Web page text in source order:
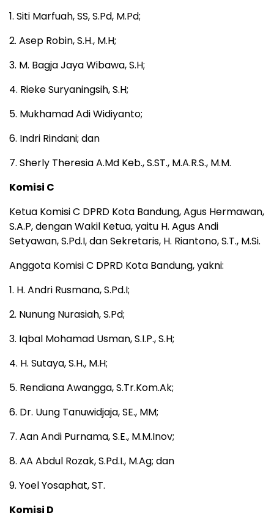
1. Siti Marfuah, SS, S.Pd, M.Pd;
2. Asep Robin, S.H., M.H;
3. M. Bagja Jaya Wibawa, S.H;
4. Rieke Suryaningsih, S.H;
5. Mukhamad Adi Widiyanto;
6. Indri Rindani; dan
7. Sherly Theresia A.Md Keb., S.ST., M.A.R.S., M.M.
Komisi C
Ketua Komisi C DPRD Kota Bandung, Agus Hermawan,
S.A.P, dengan Wakil Ketua, yaitu H. Agus Andi
Setyawan, S.Pd.I, dan Sekretaris, H. Riantono, S.T., M.Si.
Anggota Komisi C DPRD Kota Bandung, yakni:
1. H. Andri Rusmana, S.Pd.I;
2. Nunung Nurasiah, S.Pd;
3. Iqbal Mohamad Usman, S.I.P., S.H;
4. H. Sutaya, S.H., M.H;
5. Rendiana Awangga, S.Tr.Kom.Ak;
6. Dr. Uung Tanuwidjaja, SE., MM;
7. Aan Andi Purnama, S.E., M.M.Inov;
8. AA Abdul Rozak, S.Pd.I., M.Ag; dan
9. Yoel Yosaphat, ST.
Komisi D